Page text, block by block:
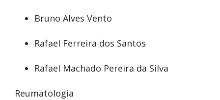
Bruno Alves Vento
Rafael Ferreira dos Santos
Rafael Machado Pereira da Silva
Reumatologia